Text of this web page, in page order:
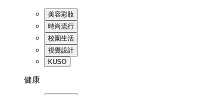
美容彩妝
時尚流行
校園生活
視覺設計
KUSO
健康